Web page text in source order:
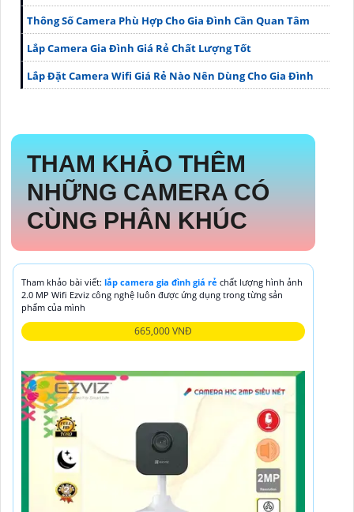
Thông Số Camera Phù Hợp Cho Gia Đình Cần Quan Tâm
Lắp Camera Gia Đình Giá Rẻ Chất Lượng Tốt
Lắp Đặt Camera Wifi Giá Rẻ Nào Nên Dùng Cho Gia Đình
THAM KHẢO THÊM
NHỮNG CAMERA CÓ
CÙNG PHÂN KHÚC
Tham khảo bài viết: lắp camera gia đình giá rẻ chất lượng hình ảnh
2.0 MP Wifi Ezviz công nghệ luôn được ứng dụng trong từng sản
phẩm của mình
665,000 VNĐ